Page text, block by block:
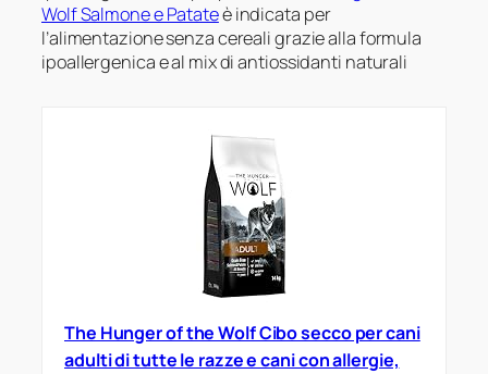
Wolf Salmone e Patateè indicata per
l’alimentazione senza cereali grazie alla formula
ipoallergenica e al mix di antiossidanti naturali
The Hunger of the Wolf Cibo secco per cani
adulti di tutte le razze e cani con allergie,